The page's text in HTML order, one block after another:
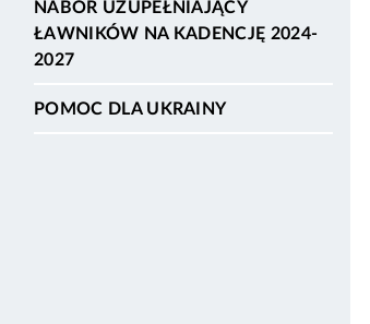
NABÓR UZUPEŁNIAJĄCY
ŁAWNIKÓW NA KADENCJĘ 2024-
2027
POMOC DLA UKRAINY